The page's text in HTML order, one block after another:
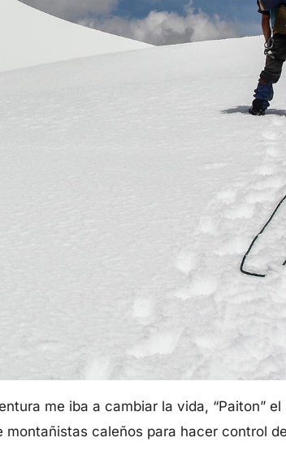
me iba a cambiar la vida, “Paiton”
caleños para hacer control